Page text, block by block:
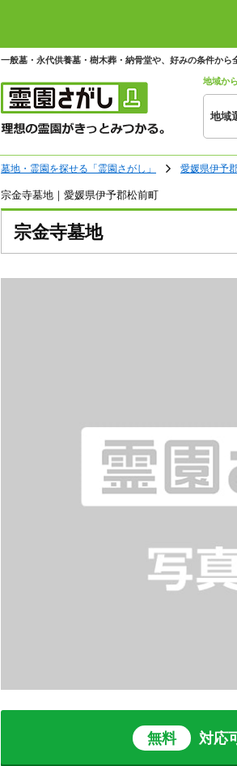
一般墓・永代供養墓・樹木葬・納骨堂や、好みの条件か
地域か
地域
墓地・霊園を探せる「霊園さがし」 愛媛県伊予
宗金寺墓地｜愛媛県伊予郡松前町
宗金寺墓地
無料 対応